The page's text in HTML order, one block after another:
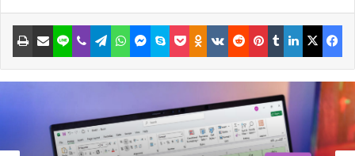
حتما بخوانید :
منبع : زومیت
مجله خبری lastech
نوشته های مشابه
فیسبوک ایکس لینکداین تامبلر پینتریست Reddit
VKontakte
Odnoklassniki پاکت اسکایپ مسنجر واتس آپ تلگرام وایبر لاین اشتراک گذاری با ایمیل